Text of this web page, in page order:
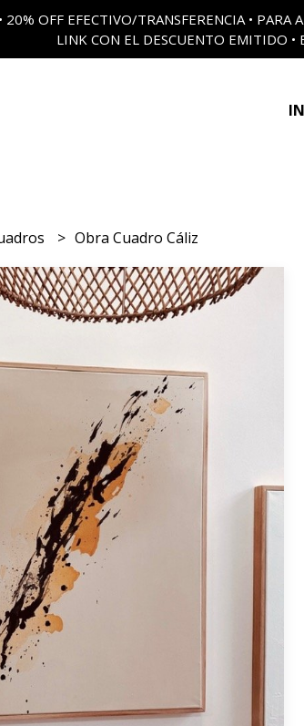
OFF EFECTIVO/TRANSFERENCIA •
LINK CON EL DESCUENTO EMITIDO •
Obra Cuadro Cáliz